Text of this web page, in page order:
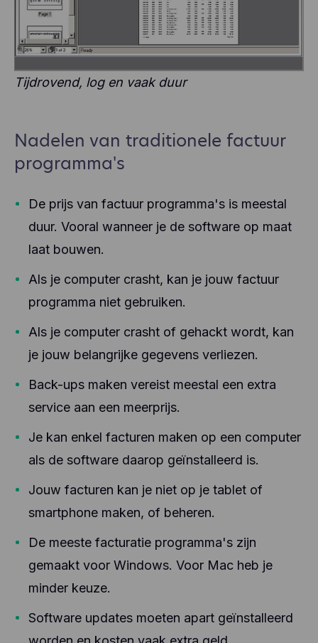
Tijdrovend, log en vaak duur
Nadelen van traditionele factuur
programma's
De prijs van factuur programma's is meestal
duur. Vooral wanneer je de software op maat
laat bouwen.
Als je computer crasht, kan je jouw factuur
programma niet gebruiken.
Als je computer crasht of gehackt wordt, kan
je jouw belangrijke gegevens verliezen.
Back-ups maken vereist meestal een extra
service aan een meerprijs.
Je kan enkel facturen maken op een computer
als de software daarop geïnstalleerd is.
Jouw facturen kan je niet op je tablet of
smartphone maken, of beheren.
De meeste facturatie programma's zijn
gemaakt voor Windows. Voor Mac heb je
minder keuze.
Software updates moeten apart geïnstalleerd